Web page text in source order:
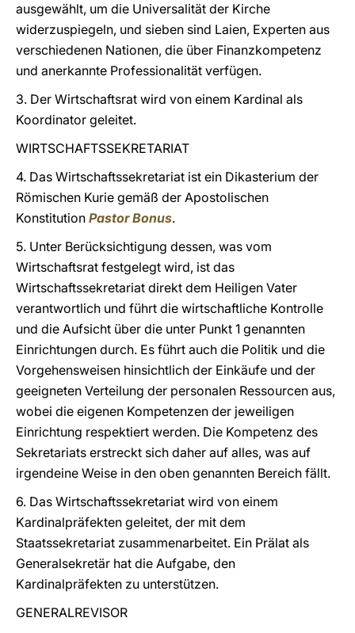
ausgewählt, um die Universalität der Kirche
widerzuspiegeln, und sieben sind Laien, Experten aus
verschiedenen Nationen, die über Finanzkompetenz
und anerkannte Professionalität verfügen.
3. Der Wirtschaftsrat wird von einem Kardinal als
Koordinator geleitet.
WIRTSCHAFTSSEKRETARIAT
4. Das Wirtschaftssekretariat ist ein Dikasterium der
Römischen Kurie gemäß der Apostolischen
Konstitution Pastor Bonus.
5. Unter Berücksichtigung dessen, was vom
Wirtschaftsrat festgelegt wird, ist das
Wirtschaftssekretariat direkt dem Heiligen Vater
verantwortlich und führt die wirtschaftliche Kontrolle
und die Aufsicht über die unter Punkt 1 genannten
Einrichtungen durch. Es führt auch die Politik und die
Vorgehensweisen hinsichtlich der Einkäufe und der
geeigneten Verteilung der personalen Ressourcen aus,
wobei die eigenen Kompetenzen der jeweiligen
Einrichtung respektiert werden. Die Kompetenz des
Sekretariats erstreckt sich daher auf alles, was auf
irgendeine Weise in den oben genannten Bereich fällt.
6. Das Wirtschaftssekretariat wird von einem
Kardinalpräfekten geleitet, der mit dem
Staatssekretariat zusammenarbeitet. Ein Prälat als
Generalsekretär hat die Aufgabe, den
Kardinalpräfekten zu unterstützen.
GENERALREVISOR